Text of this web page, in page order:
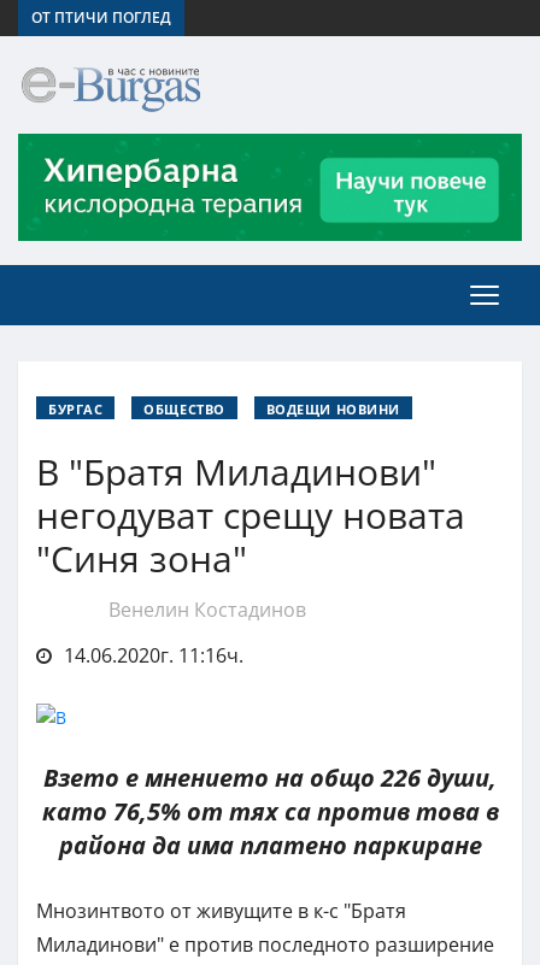
ОТ ПТИЧИ ПОГЛЕД
БУРГАС ОБЩЕСТВО ВОДЕЩИ НОВИНИ
В "Братя Миладинови"
негодуват срещу новата
"Синя зона"
Венелин Костадинов
14.06.2020г. 11:16ч.
Взето е мнението на общо 226 души,
като 76,5% от тях са против това в
района да има платено паркиране
Мнозинтвото от живущите в к-с "Братя
Миладинови" е против последното разширение